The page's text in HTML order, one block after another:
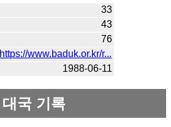
33
43
76
https://www.baduk.or.kr/r...
1988-06-11
대국 기록